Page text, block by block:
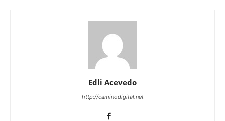
Edli Acevedo
http://caminodigital.net